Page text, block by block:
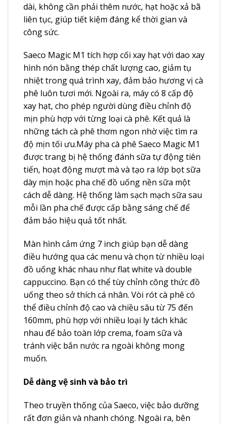
dài, không cần phải thêm nước, hạt hoặc xả bã
liên tục, giúp tiết kiệm đáng kể thời gian và
công sức.
Saeco Magic M1 tích hợp cối xay hạt với dao xay
hình nón bằng thép chất lượng cao, giảm tụ
nhiệt trong quá trình xay, đảm bảo hương vị cà
phê luôn tươi mới. Ngoài ra, máy có 8 cấp độ
xay hạt, cho phép người dùng điều chỉnh độ
mịn phù hợp với từng loại cà phê. Kết quả là
những tách cà phê thơm ngon nhờ việc tìm ra
độ mịn tối ưu.Máy pha cà phê Saeco Magic M1
được trang bị hệ thống đánh sữa tự động tiên
tiến, hoạt động mượt mà và tạo ra lớp bọt sữa
dày mịn hoặc pha chế đồ uống nền sữa một
cách dễ dàng. Hệ thống làm sạch mạch sữa sau
mỗi lần pha chế được cấp bằng sáng chế để
đảm bảo hiệu quả tốt nhất.
Màn hình cảm ứng 7 inch giúp bạn dễ dàng
điều hướng qua các menu và chọn từ nhiều loại
đồ uống khác nhau như flat white và double
cappuccino. Bạn có thể tùy chỉnh công thức đồ
uống theo sở thích cá nhân. Vòi rót cà phê có
thể điều chỉnh độ cao và chiều sâu từ 75 đến
160mm, phù hợp với nhiều loại ly tách khác
nhau để bảo toàn lớp crema, foam sữa và
tránh việc bắn nước ra ngoài không mong
muốn.
Dễ dàng vệ sinh và bảo trì
Theo truyền thống của Saeco, việc bảo dưỡng
rất đơn giản và nhanh chóng. Ngoài ra, bên